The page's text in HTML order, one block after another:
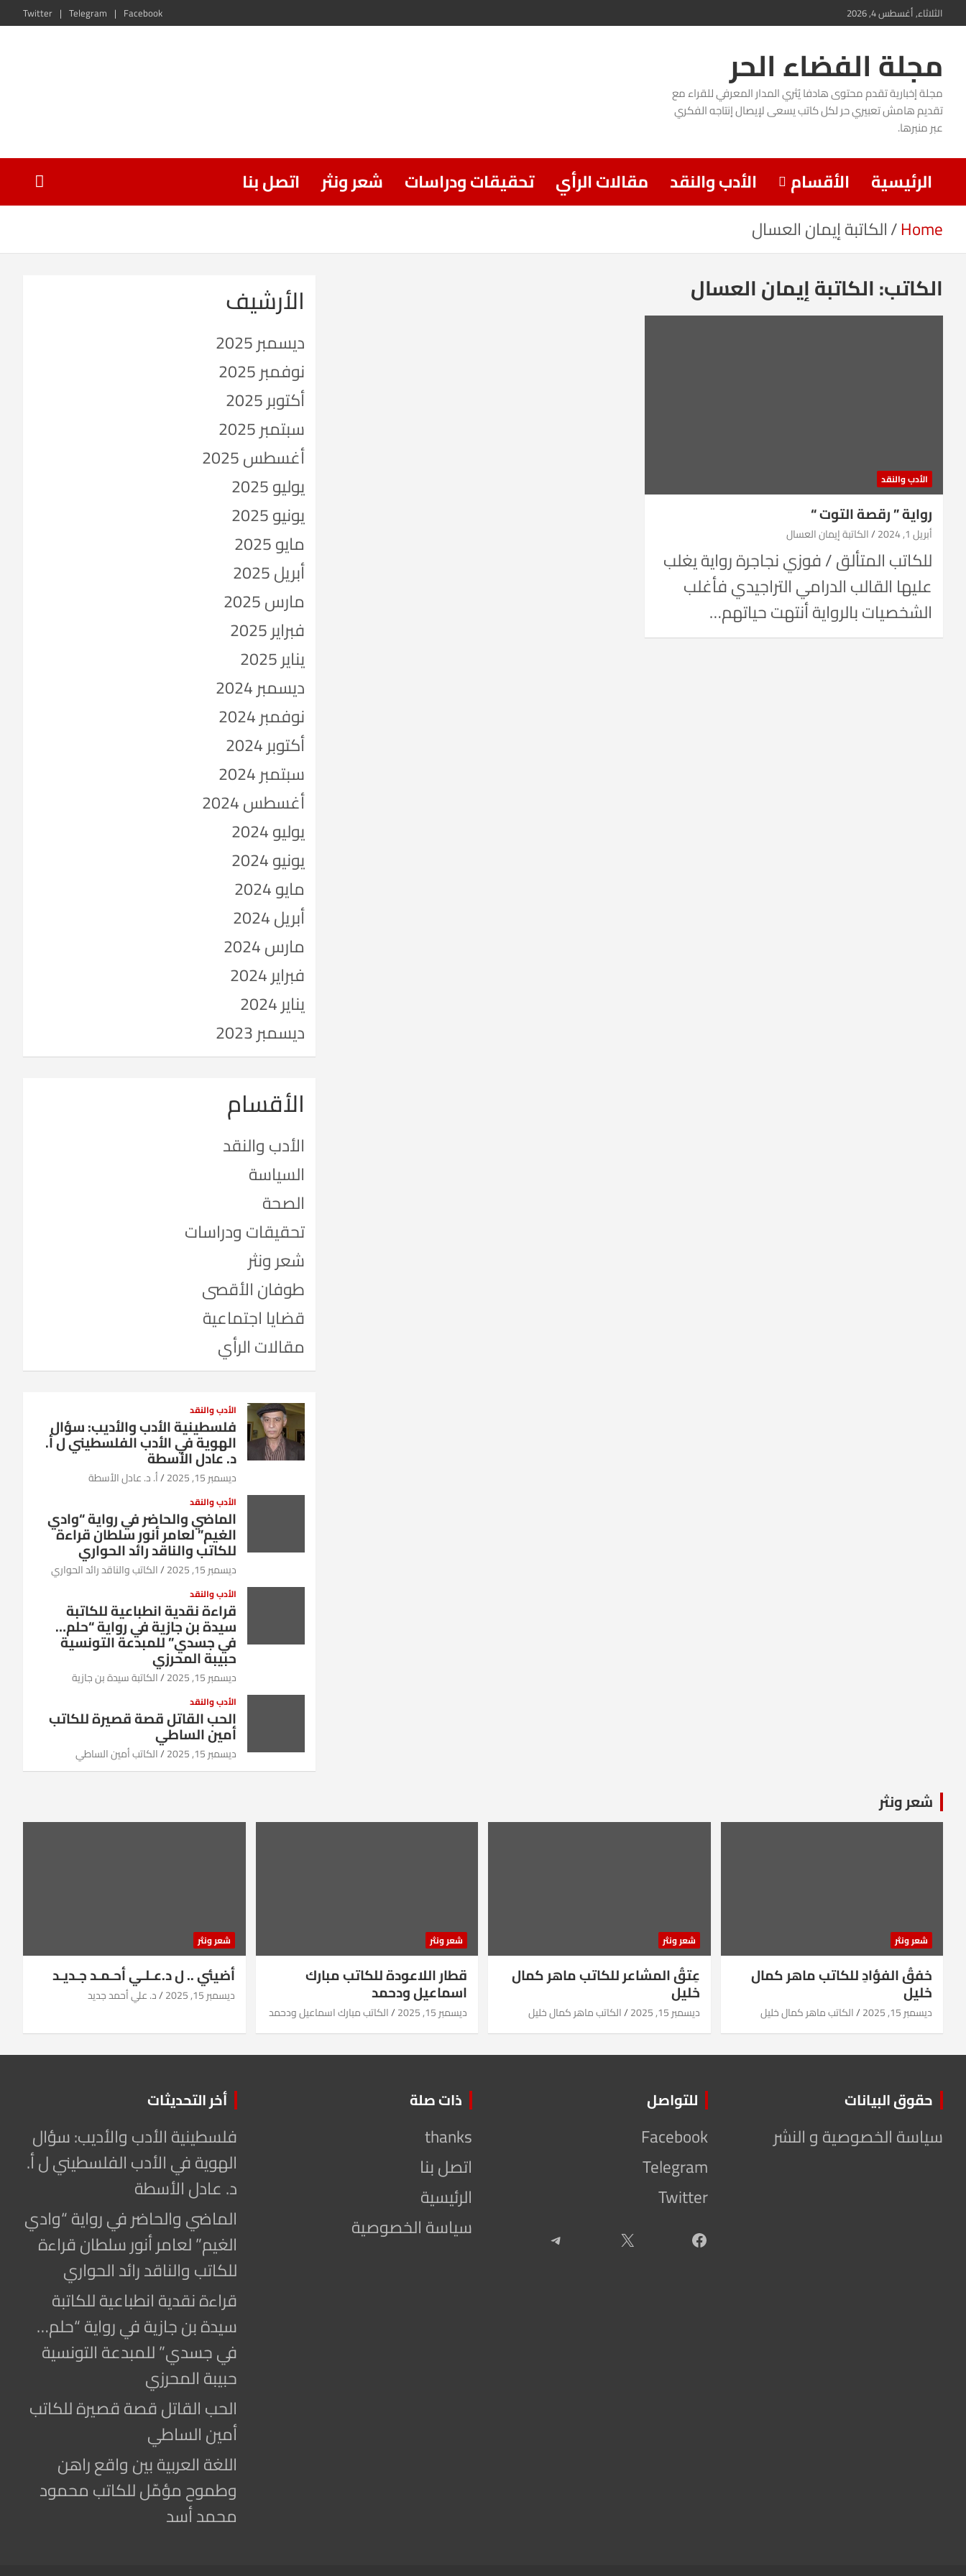
Skip
content
الثلاثاء, أغسطس 4, 2026 Facebook
Telegram
Twitter
مجلة الفضاء الحر
مجلة إخبارية تقدم محتوى هادفا يُثري المدار المعرفي للقراء مع
تقديم هامش تعبيري حر لكل كاتب يسعى لإيصال إنتاجه الفكري
عبر منبرها.
الرئيسية الأقسام الأدب والنقد مقالات الرأي تحقيقات ودراسات شعر ونثر
اتصل بنا
Home الكاتبة إيمان العسال
الكاتب:الكاتبة إيمان العسال
الأدب والنقد
رواية ” رقصة التوت “
أبريل 1, 2024 الكاتبة إيمان العسال
للكاتب المتألق / فوزي نجاجرة رواية يغلب
عليها القالب الدرامي التراجيدي فأغلب
الشخصيات بالرواية أنتهت حياتهم…
الأرشيف
ديسمبر 2025
نوفمبر 2025
أكتوبر 2025
سبتمبر 2025
أغسطس 2025
يوليو 2025
يونيو 2025
مايو 2025
أبريل 2025
مارس 2025
فبراير 2025
يناير 2025
ديسمبر 2024
نوفمبر 2024
أكتوبر 2024
سبتمبر 2024
أغسطس 2024
يوليو 2024
يونيو 2024
مايو 2024
أبريل 2024
مارس 2024
فبراير 2024
يناير 2024
ديسمبر 2023
الأقسام
الأدب والنقد
السياسة
الصحة
تحقيقات ودراسات
شعر ونثر
طوفان الأقصى
قضايا اجتماعية
مقالات الرأي
الأدب والنقد
فلسطينية الأدب والأديب: سؤال
الهوية في الأدب الفلسطيني ل أ.
د. عادل الأسطة
ديسمبر 15, 2025 أ. د. عادل الأسطة
الأدب والنقد
الماضي والحاضر في رواية “وادي
الغيم” لعامر أنور سلطان قراءة
للكاتب والناقد رائد الحواري
ديسمبر 15, 2025 الكاتب والناقد رائد الحواري
الأدب والنقد
قراءة نقدية انطباعية للكاتبة
سيدة بن جازية في رواية “حلم…
في جسدي” للمبدعة التونسية
حبيبة المحرزي
ديسمبر 15, 2025 الكاتبة سيدة بن جازية
الأدب والنقد
الحب القاتل قصة قصيرة للكاتب
أمين الساطي
ديسمبر 15, 2025 الكاتب أمين الساطي
شعر ونثر
شعر ونثر
خفقُ الفؤادِ للكاتب ماهر كمال
خليل
ديسمبر 15, 2025 الكاتب ماهر كمال خليل
شعر ونثر
عِتقُ المشاعر للكاتب ماهر كمال
خليل
ديسمبر 15, 2025 الكاتب ماهر كمال خليل
شعر ونثر
قطار اللاعودة للكاتب مبارك
اسماعيل ودحمد
ديسمبر 15, 2025 الكاتب مبارك اسماعيل ودحمد
شعر ونثر
أضيئي .. ل د.عـلـي أحـمـد جـديـد
ديسمبر 15, 2025 د. علي أحمد جديد
حقوق البيانات
سياسة الخصوصية و النشر
للتواصل
Facebook
Telegram
Twitter
Facebook
X
Telegram
ذات صلة
thanks
اتصل بنا
الرئيسية
سياسة الخصوصية
أخر التحديثات
فلسطينية الأدب والأديب: سؤال
الهوية في الأدب الفلسطيني ل أ.
د. عادل الأسطة
الماضي والحاضر في رواية “وادي
الغيم” لعامر أنور سلطان قراءة
للكاتب والناقد رائد الحواري
قراءة نقدية انطباعية للكاتبة
سيدة بن جازية في رواية “حلم…
في جسدي” للمبدعة التونسية
حبيبة المحرزي
الحب القاتل قصة قصيرة للكاتب
أمين الساطي
اللغة العربية بين واقع راهن
وطموح مؤمّل للكاتب محمود
محمد أسد